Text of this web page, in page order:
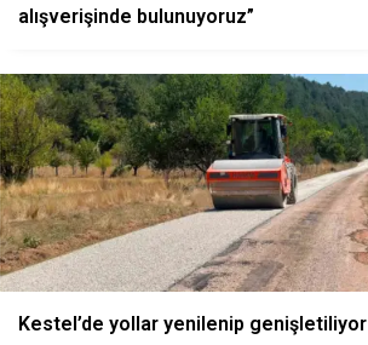
alışverişinde bulunuyoruz”
Kestel’de yollar yenilenip genişletiliyor